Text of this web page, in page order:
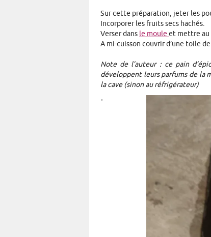
Sur cette préparation, jeter les
Incorporer les fruits secs hachés.
Verser dans le moule et mettre au
A mi-cuisson couvrir d’une toile
Note de l’auteur : ce pain
développent leurs parfums de la
la cave (sinon au réfrigérateur)